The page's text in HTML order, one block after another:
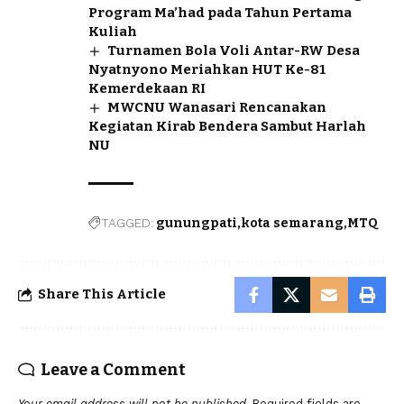
Program Ma’had pada Tahun Pertama
Kuliah
Turnamen Bola Voli Antar-RW Desa
Nyatnyono Meriahkan HUT Ke-81
Kemerdekaan RI
MWCNU Wanasari Rencanakan
Kegiatan Kirab Bendera Sambut Harlah
NU
TAGGED: gunungpati kota semarang MTQ
Share This Article
Leave a Comment